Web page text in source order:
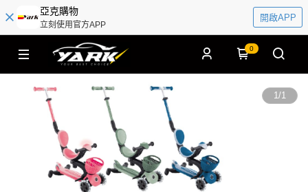
亞克購物
立刻使用官方APP
開啟APP
0
1/1